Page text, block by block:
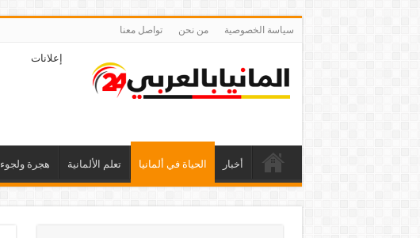
سياسة الخصوصية من نحن تواصل معنا
إعلانات
أخبار الحياة في ألمانيا تعلم الألمانية هجرة ولجوء